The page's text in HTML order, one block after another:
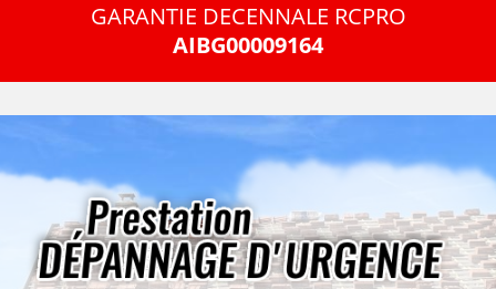
GARANTIE DECENNALE RCPRO
AIBG00009164